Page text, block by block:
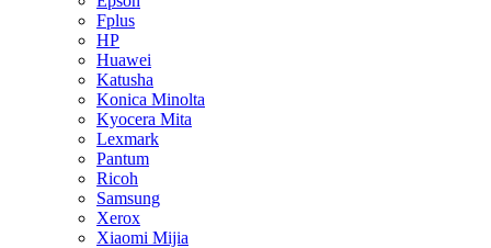
Fplus
HP
Huawei
Katusha
Konica Minolta
Kyocera Mita
Lexmark
Pantum
Ricoh
Samsung
Xerox
Xiaomi Mijia